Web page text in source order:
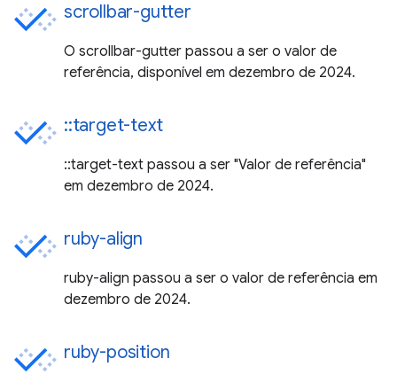
scrollbar-gutter
O scrollbar-gutter passou a ser o valor de
referência, disponível em dezembro de 2024.
::target-text
::target-text passou a ser "Valor de referência"
em dezembro de 2024.
ruby-align
ruby-align passou a ser o valor de referência em
dezembro de 2024.
ruby-position